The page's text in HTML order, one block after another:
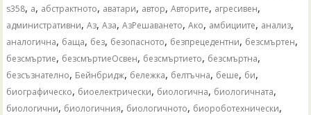
s358, а, абстрактното, аватари, автор,Авторите, агресивен,
административни,Аз,Аза,АзРешаването,Ако, амбициите, анализ,
аналогична, баща, без, безопасното, безпрецедентни, безсмъртен,
безсмъртие, безсмъртиеОсвен, безсмъртието, безсмъртна,
безсъзнателно, Бейнбридж, бележка, белтъчна, беше, би,
биографическо, биоелектрически, биологична, биологичната,
биологични, биологичния, биологичното, биороботехнически,